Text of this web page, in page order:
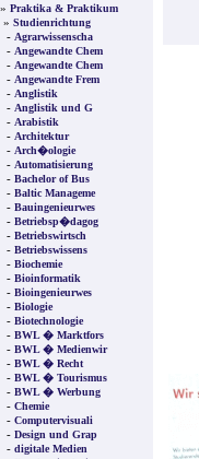
» Praktika & Praktikum
» Studienrichtung
- Agrarwissenscha
- Angewandte Chem
- Angewandte Chem
- Angewandte Frem
- Anglistik
- Anglistik und G
- Arabistik
- Architektur
- Arch�ologie
- Automatisierung
- Bachelor of Bus
- Baltic Manageme
- Bauingenieurwes
- Betriebsp�dagog
- Betriebswirtsch
- Betriebswissens
- Biochemie
- Bioinformatik
- Bioingenieurwes
- Biologie
- Biotechnologie
- BWL � Marktfors
- BWL � Medienwir
- BWL � Recht
- BWL � Tourismus
- BWL � Werbung
- Chemie
- Computervisuali
- Design und Grap
- digitale Medien